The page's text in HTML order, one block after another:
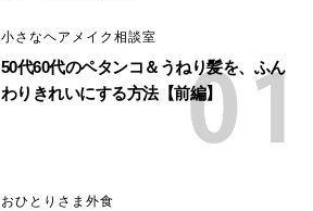
小さなヘアメイク相談室
50代60代のペタンコ＆うねり髪を、ふん
わりきれいにする方法【前編】
おひとりさま外食